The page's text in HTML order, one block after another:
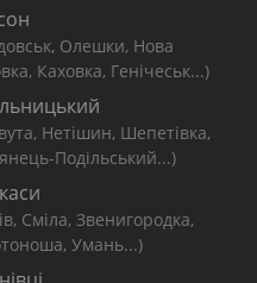
Олешки, Нова
Каховка, Генічеськ...)
Нетішин, Шепетівка,
Подільський...)
Сміла, Звенигородка,
Умань...)